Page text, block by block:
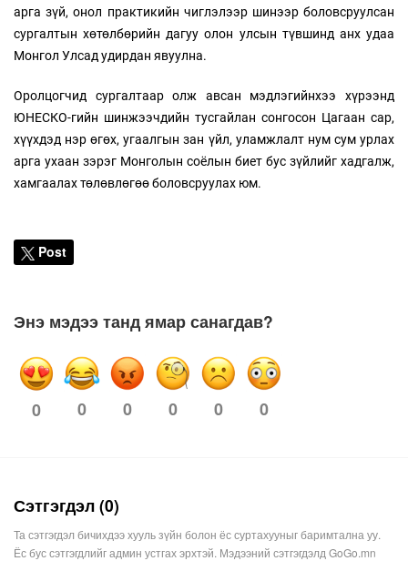
арга зүй, онол практикийн чиглэлээр шинээр боловсруулсан
сургалтын хөтөлбөрийн дагуу олон улсын түвшинд анх удаа
Монгол Улсад удирдан явуулна.
Оролцогчид сургалтаар олж авсан мэдлэгийнхээ хүрээнд
ЮНЕСКО-гийн шинжээчдийн тусгайлан сонгосон Цагаан сар,
хүүхдэд нэр өгөх, угаалгын зан үйл, уламжлалт нум сум урлах
арга ухаан зэрэг Монголын соёлын биет бус зүйлийг хадгалж,
хамгаалах төлөвлөгөө боловсруулах юм.
Post
Энэ мэдээ танд ямар санагдав?
0 0 0 0 0 0
Сэтгэгдэл (0)
Та сэтгэгдэл бичихдээ хууль зүйн болон ёс суртахууныг баримтална уу.
Ёс бус сэтгэгдлийг админ устгах эрхтэй. Мэдээний сэтгэгдэлд GoGo.mn